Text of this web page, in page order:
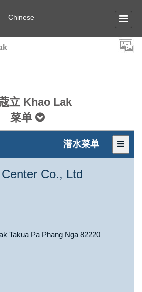
Chinese
立 Khao Lak
菜单
潜水菜单
Co., Ltd
Takua Pa Phang Nga 82220